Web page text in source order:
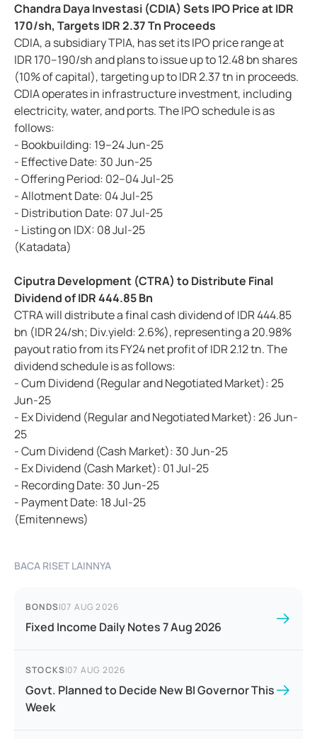
Chandra Daya Investasi (CDIA) Sets IPO Price at IDR
170/sh, Targets IDR 2.37 Tn Proceeds
CDIA, a subsidiary TPIA, has set its IPO price range at
IDR 170–190/sh and plans to issue up to 12.48 bn shares
(10% of capital), targeting up to IDR 2.37 tn in proceeds.
CDIA operates in infrastructure investment, including
electricity, water, and ports. The IPO schedule is as
follows:
- Bookbuilding: 19–24 Jun-25
- Effective Date: 30 Jun-25
- Offering Period: 02–04 Jul-25
- Allotment Date: 04 Jul-25
- Distribution Date: 07 Jul-25
- Listing on IDX: 08 Jul-25
(Katadata)
Ciputra Development (CTRA) to Distribute Final
Dividend of IDR 444.85 Bn
CTRA will distribute a final cash dividend of IDR 444.85
bn (IDR 24/sh; Div.yield: 2.6%), representing a 20.98%
payout ratio from its FY24 net profit of IDR 2.12 tn. The
dividend schedule is as follows:
- Cum Dividend (Regular and Negotiated Market): 25
Jun-25
- Ex Dividend (Regular and Negotiated Market): 26 Jun-
25
- Cum Dividend (Cash Market): 30 Jun-25
- Ex Dividend (Cash Market): 01 Jul-25
- Recording Date: 30 Jun-25
- Payment Date: 18 Jul-25
(Emitennews)
BACA RISET LAINNYA
BONDS|07 AUG 2026
Fixed Income Daily Notes 7 Aug 2026
STOCKS|07 AUG 2026
Govt. Planned to Decide New BI Governor This
Week